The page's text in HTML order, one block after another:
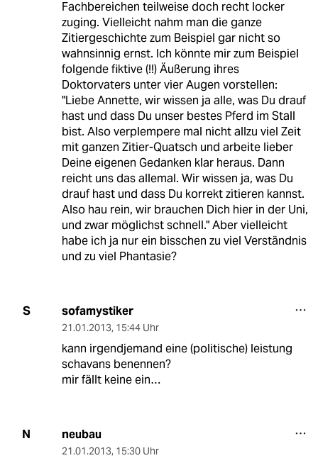
Fachbereichen teilweise doch recht locker
zuging. Vielleicht nahm man die ganze
Zitiergeschichte zum Beispiel gar nicht so
wahnsinnig ernst. Ich könnte mir zum Beispiel
folgende fiktive (!!) Äußerung ihres
Doktorvaters unter vier Augen vorstellen:
"Liebe Annette, wir wissen ja alle, was Du drauf
hast und dass Du unser bestes Pferd im Stall
bist. Also verplempere mal nicht allzu viel Zeit
mit ganzen Zitier-Quatsch und arbeite lieber
Deine eigenen Gedanken klar heraus. Dann
reicht uns das allemal. Wir wissen ja, was Du
drauf hast und dass Du korrekt zitieren kannst.
Also hau rein, wir brauchen Dich hier in der Uni,
und zwar möglichst schnell." Aber vielleicht
habe ich ja nur ein bisschen zu viel Verständnis
und zu viel Phantasie?
S sofamystiker
21.01.2013, 15:44 Uhr
kann irgendjemand eine (politische) leistung
schavans benennen?
mir fällt keine ein…
N neubau
21.01.2013, 15:30 Uhr